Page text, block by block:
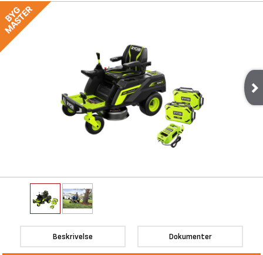
Beskrivelse Dokumenter